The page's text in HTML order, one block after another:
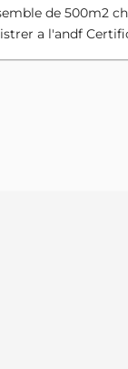
de 500m2
a l'andf